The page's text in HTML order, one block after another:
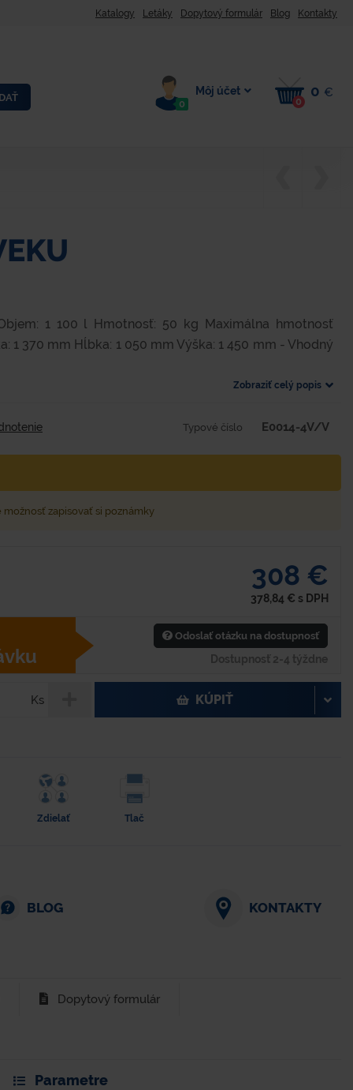
Katalogy Letáky Dopytový formulár Blog Kontakty
0
Môj účet
0
0 €
1 100 l Hmotnosť: 50 kg Maximálna hmotnosť
1 370 mm Hĺbka: 1 050 mm Výška: 1 450 mm - Vhodný
Zobraziť celý popis
Typové číslo E0014-4V/V
možnosť zapisovať si poznámky
308 €
378,84 € s DPH
Odoslať otázku na dostupnosť
Dostupnosť 2-4 týždne
Ks KÚPIŤ
Zdielať Tlač
BLOG KONTAKTY
Dopytový formulár
Parametre